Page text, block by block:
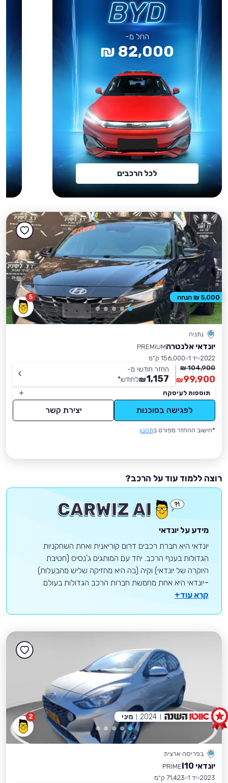
החל מ-
82,000 ₪
לכל הרכבים
5
נתניה
יונדאי אלנטרהPREMIUM
2022 יד 1
156,000 ק״מ
104,900 ₪
99,900
₪
החזר חודשי מ-
1,157
₪לחודש*
תוספות לעיסקה
לפגישה בסוכנות יצירת קשר
*חישוב ההחזר מפורט בתקנון
5,000 ₪ הנחה
רוצה ללמוד עוד על הרכב?
מידע על יונדאי
יונדאי היא חברת רכבים דרום קוריאנית ואחת השחקניות
הגדולות בענף הרכב. יחד עם המותגים ג'נסיס (חטיבת
היוקרה של יונדאי) וקיה (בה היא מחזיקה שליש מהבעלות)
–יונדאי היא אחת מחמשת חברות הרכב הגדולות בעולם.
קרא עוד+
2
בפריסה ארצית
יונדאי I10
PRIME
2023 יד 1
71,423 ק״מ
2024 מיני